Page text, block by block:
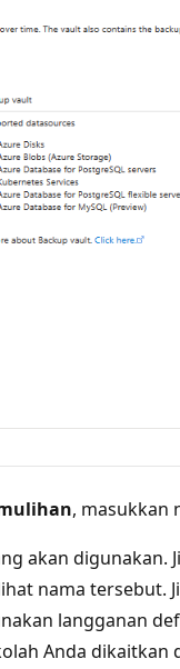
, masukkan
akan digunakan.
nama tersebut.
langganan
Anda dikaitkan